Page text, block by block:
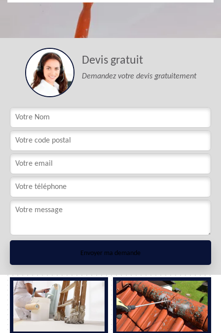
Devis gratuit
Demandez votre devis gratuitement